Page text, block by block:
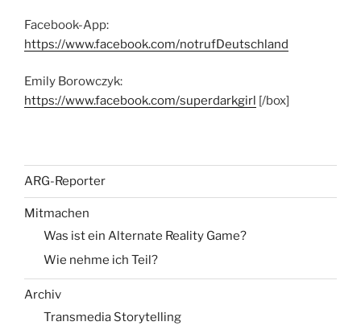
Facebook-App:
https://www.facebook.com/notrufDeutschland
Emily Borowczyk:
https://www.facebook.com/superdarkgirl [/box]
ARG-Reporter
Mitmachen
Was ist ein Alternate Reality Game?
Wie nehme ich Teil?
Archiv
Transmedia Storytelling